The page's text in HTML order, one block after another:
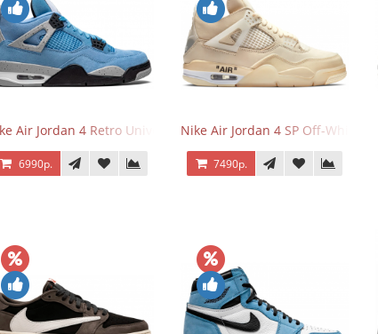
Air Jordan 4 Retro University Blue
6990р.
Nike Air Jordan 4 SP Off-White Sail
7490р.